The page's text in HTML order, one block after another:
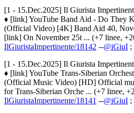
[1 - 15.Dec.2025] Il Giurista
♦ [link] YouTube Band Aid - Do They
(Official Video) [4K] Band Aid 40,
[link] On November 25t ... (+7 linee,
IlGiuristaImpertinente/18142 --@iGiuI ;
[1 - 15.Dec.2025] Il Giurista
♦ [link] YouTube Trans-Siberian
(Official Music Video) [HD] Official
for Trans-Siberian Orche ... (+7 linee,
IlGiuristaImpertinente/18141 --@iGiuI ;